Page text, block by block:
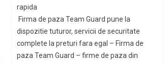
rapida
Firma de paza Team Guard pune la
dispozitie tuturor, servicii de securitate
complete la preturi fara egal – Firma de
paza Team Guard – firme de paza din